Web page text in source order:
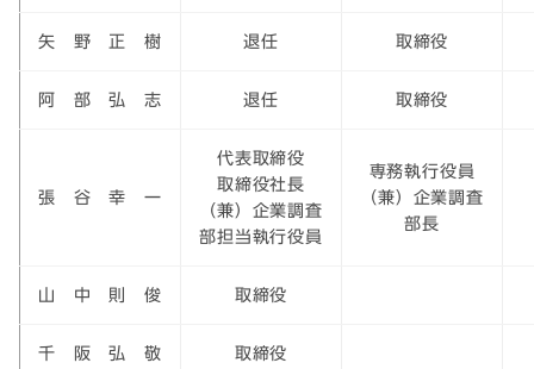
矢 野 正 樹 退任 取締役
阿 部 弘 志 退任 取締役
張 谷 幸 一
代表取締役
取締役社長
（兼）企業調査
部担当執行役員
専務執行役員
（兼）企業調査
部長
山 中 則 俊 取締役
千 阪 弘 敬 取締役